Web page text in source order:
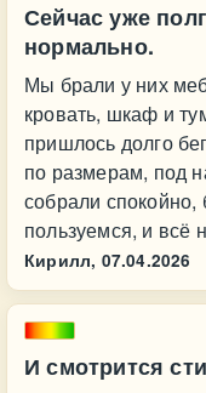
Сейчас уже
нормально.
Мы брали у них
кровать, шкаф и
пришлось долго
по размерам, под
собрали спокойно,
пользуемся, и всё
Кирилл, 07.04.2026
И смотрится